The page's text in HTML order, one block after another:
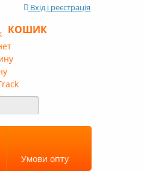
Вхід і реєстрація
КОШИК
Умови опту